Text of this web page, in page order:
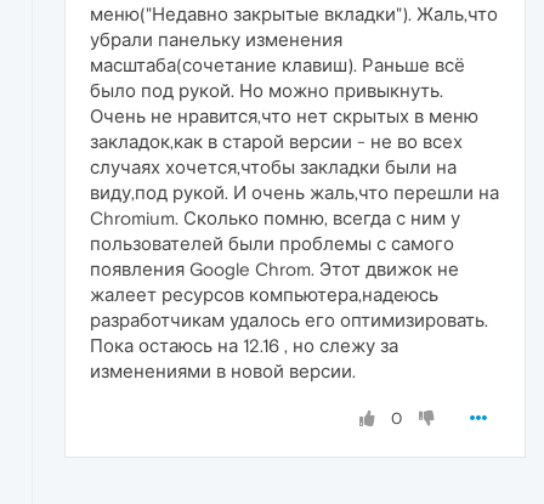
меню("Недавно закрытые вкладки"). Жаль,что
убрали панельку изменения
масштаба(сочетание клавиш). Раньше всё
было под рукой. Но можно привыкнуть.
Очень не нравится,что нет скрытых в меню
закладок,как в старой версии - не во всех
случаях хочется,чтобы закладки были на
виду,под рукой. И очень жаль,что перешли на
Chromium. Сколько помню, всегда с ним у
пользователей были проблемы с самого
появления Google Chrom. Этот движок не
жалеет ресурсов компьютера,надеюсь
разработчикам удалось его оптимизировать.
Пока остаюсь на 12.16 , но слежу за
изменениями в новой версии.
0